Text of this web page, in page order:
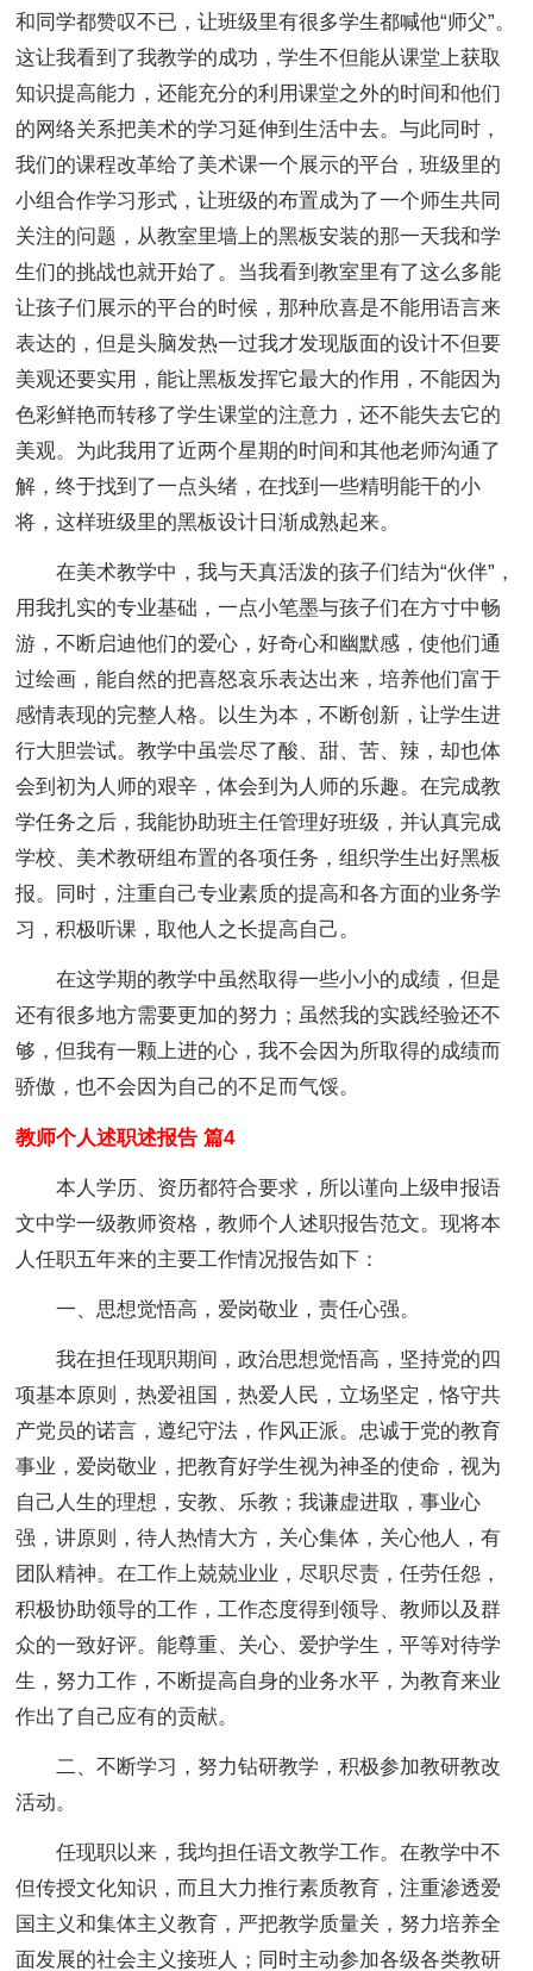
和同学都赞叹不已，让班级里有很多学生都喊他“师父”。
这让我看到了我教学的成功，学生不但能从课堂上获取
知识提高能力，还能充分的利用课堂之外的时间和他们
的网络关系把美术的学习延伸到生活中去。与此同时，
我们的课程改革给了美术课一个展示的平台，班级里的
小组合作学习形式，让班级的布置成为了一个师生共同
关注的问题，从教室里墙上的黑板安装的那一天我和学
生们的挑战也就开始了。当我看到教室里有了这么多能
让孩子们展示的平台的时候，那种欣喜是不能用语言来
表达的，但是头脑发热一过我才发现版面的设计不但要
美观还要实用，能让黑板发挥它最大的作用，不能因为
色彩鲜艳而转移了学生课堂的注意力，还不能失去它的
美观。为此我用了近两个星期的时间和其他老师沟通了
解，终于找到了一点头绪，在找到一些精明能干的小
将，这样班级里的黑板设计日渐成熟起来。
在美术教学中，我与天真活泼的孩子们结为“伙伴”，
用我扎实的专业基础，一点小笔墨与孩子们在方寸中畅
游，不断启迪他们的爱心，好奇心和幽默感，使他们通
过绘画，能自然的把喜怒哀乐表达出来，培养他们富于
感情表现的完整人格。以生为本，不断创新，让学生进
行大胆尝试。教学中虽尝尽了酸、甜、苦、辣，却也体
会到初为人师的艰辛，体会到为人师的乐趣。在完成教
学任务之后，我能协助班主任管理好班级，并认真完成
学校、美术教研组布置的各项任务，组织学生出好黑板
报。同时，注重自己专业素质的提高和各方面的业务学
习，积极听课，取他人之长提高自己。
在这学期的教学中虽然取得一些小小的成绩，但是
还有很多地方需要更加的努力；虽然我的实践经验还不
够，但我有一颗上进的心，我不会因为所取得的成绩而
骄傲，也不会因为自己的不足而气馁。
教师个人述职述报告 篇4
本人学历、资历都符合要求，所以谨向上级申报语
文中学一级教师资格，教师个人述职报告范文。现将本
人任职五年来的主要工作情况报告如下：
一、思想觉悟高，爱岗敬业，责任心强。
我在担任现职期间，政治思想觉悟高，坚持党的四
项基本原则，热爱祖国，热爱人民，立场坚定，恪守共
产党员的诺言，遵纪守法，作风正派。忠诚于党的教育
事业，爱岗敬业，把教育好学生视为神圣的使命，视为
自己人生的理想，安教、乐教；我谦虚进取，事业心
强，讲原则，待人热情大方，关心集体，关心他人，有
团队精神。在工作上兢兢业业，尽职尽责，任劳任怨，
积极协助领导的工作，工作态度得到领导、教师以及群
众的一致好评。能尊重、关心、爱护学生，平等对待学
生，努力工作，不断提高自身的业务水平，为教育来业
作出了自己应有的贡献。
二、不断学习，努力钻研教学，积极参加教研教改
活动。
任现职以来，我均担任语文教学工作。在教学中不
但传授文化知识，而且大力推行素质教育，注重渗透爱
国主义和集体主义教育，严把教学质量关，努力培养全
面发展的社会主义接班人；同时主动参加各级各类教研